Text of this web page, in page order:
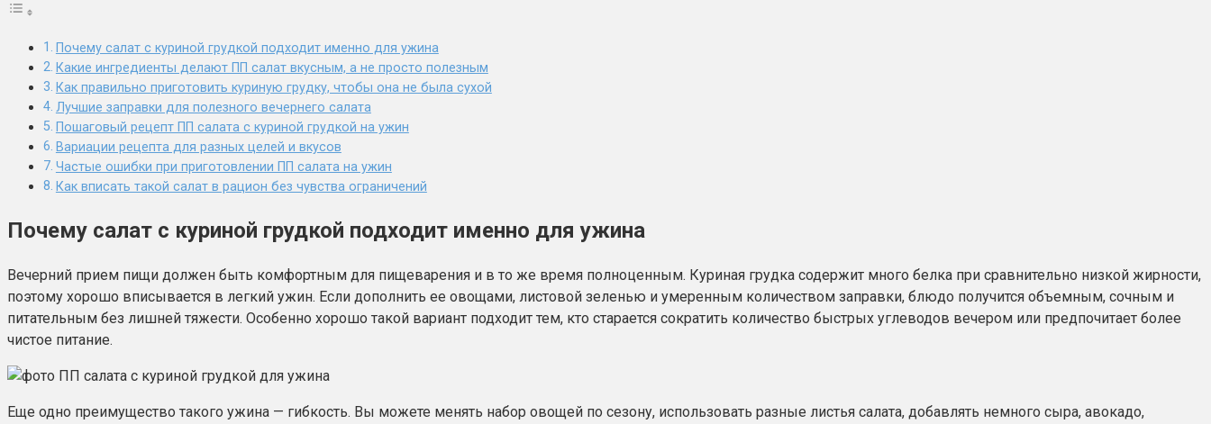
Почему салат с куриной грудкой подходит именно для ужина
Какие ингредиенты делают ПП салат вкусным, а не просто полезным
Как правильно приготовить куриную грудку, чтобы она не была сухой
Лучшие заправки для полезного вечернего салата
Пошаговый рецепт ПП салата с куриной грудкой на ужин
Вариации рецепта для разных целей и вкусов
Частые ошибки при приготовлении ПП салата на ужин
Как вписать такой салат в рацион без чувства ограничений
Почему салат с куриной грудкой подходит именно для ужина
Вечерний прием пищи должен быть комфортным для пищеварения и в то же время полноценным. Куриная грудка содержит много белка при сравнительно низкой жирности,
поэтому хорошо вписывается в легкий ужин. Если дополнить ее овощами, листовой зеленью и умеренным количеством заправки, блюдо получится объемным, сочным и
питательным без лишней тяжести. Особенно хорошо такой вариант подходит тем, кто старается сократить количество быстрых углеводов вечером или предпочитает более
чистое питание.
Еще одно преимущество такого ужина — гибкость. Вы можете менять набор овощей по сезону, использовать разные листья салата, добавлять немного сыра, авокадо,